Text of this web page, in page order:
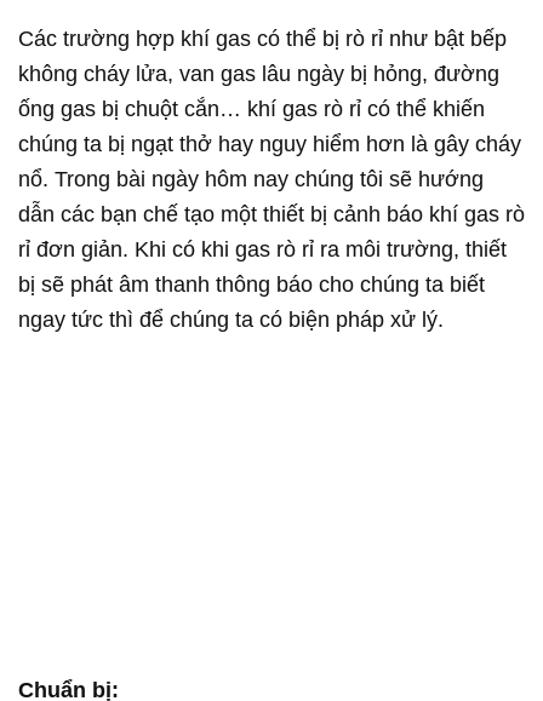
Các trường hợp khí gas có thể bị rò rỉ như bật bếp
không cháy lửa, van gas lâu ngày bị hỏng, đường
ống gas bị chuột cắn… khí gas rò rỉ có thể khiến
chúng ta bị ngạt thở hay nguy hiểm hơn là gây cháy
nổ. Trong bài ngày hôm nay chúng tôi sẽ hướng
dẫn các bạn chế tạo một thiết bị cảnh báo khí gas rò
rỉ đơn giản. Khi có khi gas rò rỉ ra môi trường, thiết
bị sẽ phát âm thanh thông báo cho chúng ta biết
ngay tức thì để chúng ta có biện pháp xử lý.
Chuẩn bị: